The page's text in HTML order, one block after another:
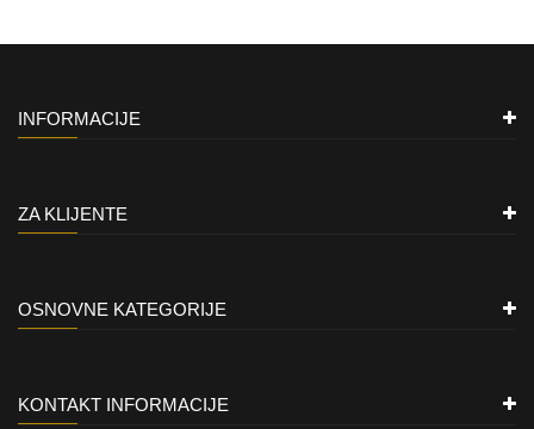
INFORMACIJE
ZA KLIJENTE
OSNOVNE KATEGORIJE
KONTAKT INFORMACIJE